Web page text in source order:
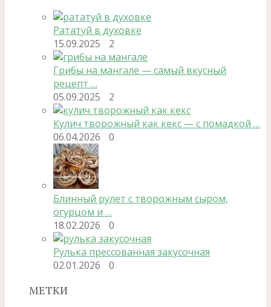
Рататуй в духовке
15.09.2025
2
Грибы на мангале — самый вкусный
рецепт …
05.09.2025
2
Кулич творожный как кекс — с помадкой …
06.04.2026
0
Блинный рулет с творожным сыром,
огурцом и …
18.02.2026
0
Рулька прессованная закусочная
02.01.2026
0
МЕТКИ